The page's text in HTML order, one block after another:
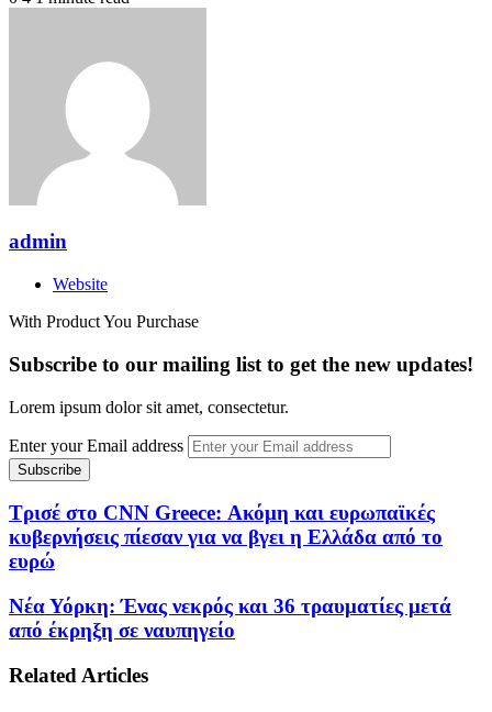
admin
Website
With Product You Purchase
Subscribe to our mailing list to get the new updates!
Lorem ipsum dolor sit amet, consectetur.
Enter your Email address
Τρισέ στο CNN Greece: Ακόμη και ευρωπαϊκές
κυβερνήσεις πίεσαν για να βγει η Ελλάδα από το
ευρώ
Νέα Υόρκη: Ένας νεκρός και 36 τραυματίες μετά
από έκρηξη σε ναυπηγείο
Related Articles